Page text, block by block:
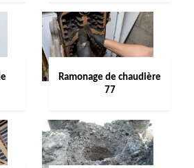
Ramonage de chaudière
77